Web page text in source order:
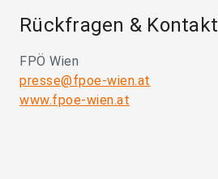
Rückfragen & Kontakt
FPÖ Wien
presse@fpoe-wien.at
www.fpoe-wien.at